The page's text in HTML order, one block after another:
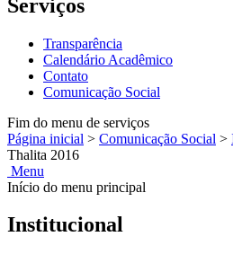
Serviços
Transparência
Calendário Acadêmico
Contato
Comunicação Social
Fim do menu de serviços
Página inicial > Comunicação Social >
Thalita 2016
Menu
Início do menu principal
Institucional